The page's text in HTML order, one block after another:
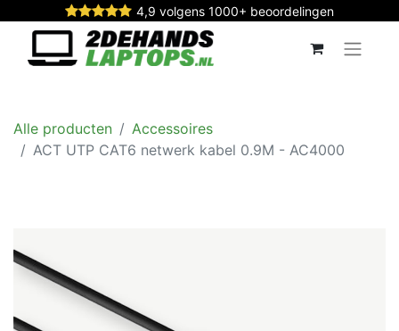
4,9 volgens 1000+ beoordelingen
Alle producten
Accessoires
ACT UTP CAT6 netwerk kabel 0.9M - AC4000